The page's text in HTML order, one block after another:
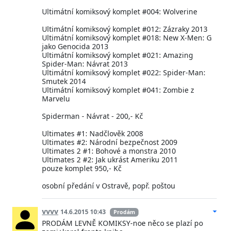
Ultimátní komiksový komplet #004: Wolverine
Ultimátní komiksový komplet #012: Zázraky 2013
Ultimátní komiksový komplet #018: New X-Men: G
jako Genocida 2013
Ultimátní komiksový komplet #021: Amazing
Spider-Man: Návrat 2013
Ultimátní komiksový komplet #022: Spider-Man:
Smutek 2014
Ultimátní komiksový komplet #041: Zombie z
Marvelu
Spiderman - Návrat - 200,- Kč
Ultimates #1: Nadčlověk 2008
Ultimates #2: Národní bezpečnost 2009
Ultimates 2 #1: Bohové a monstra 2010
Ultimates 2 #2: Jak ukrást Ameriku 2011
pouze komplet 950,- Kč
osobní předání v Ostravě, popř. poštou
vvvv 14.6.2015 10:43 Prodám
PRODÁM LEVNĚ KOMIKSY-noe něco se plazí po